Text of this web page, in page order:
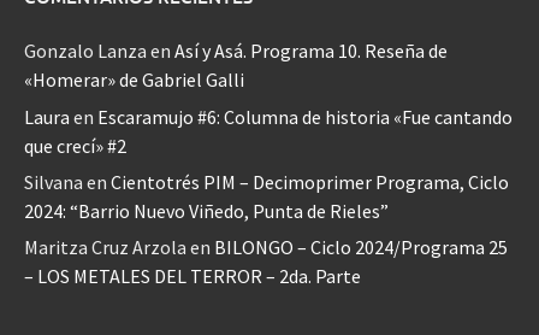
Gonzalo Lanza en Así y Asá. Programa 10. Reseña de
«Homerar» de Gabriel Galli
Laura en Escaramujo #6: Columna de historia «Fue cantando
que crecí» #2
Silvana en Cientotrés PIM – Decimoprimer Programa, Ciclo
2024: “Barrio Nuevo Viñedo, Punta de Rieles”
Maritza Cruz Arzola en BILONGO – Ciclo 2024/Programa 25
– LOS METALES DEL TERROR – 2da. Parte